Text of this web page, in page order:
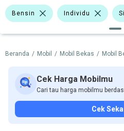
Bensin Individu
Merah Kuning
<1.000 Cc >1.000 - 1.500
Toyota Agya Toyota
Beranda / Mobil / Mobil Bekas / Mobil
Cek Harga Mobilmu
Cari tau harga mobilmu
Cek